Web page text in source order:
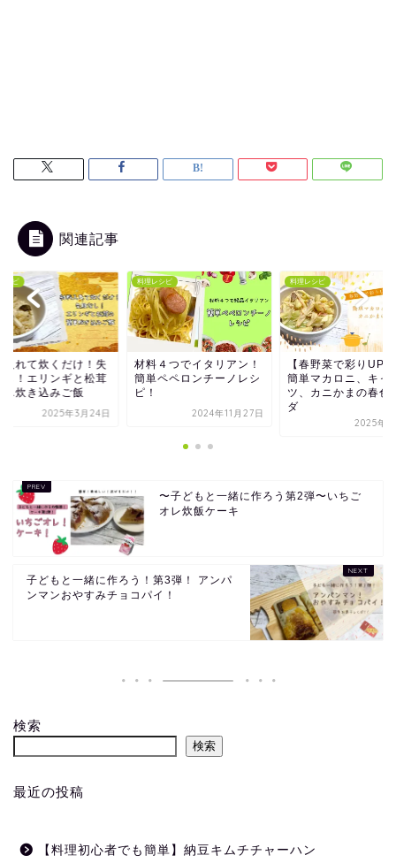
関連記事
シピ
入れて炊くだけ！失
し！エリンギと松茸
単炊き込みご飯
2025年3月24日
料理レシピ
材料４つでイタリアン！
簡単ペペロンチーノレシ
ピ！
2024年11月27日
料理レシピ
【春野菜で彩りUP
簡単マカロニ、キャ
ツ、カニかまの春色
ダ
2025年4
〜子どもと一緒に作ろう第2弾〜いちご
オレ炊飯ケーキ
子どもと一緒に作ろう！第3弾！ アンパ
ンマンおやすみチョコパイ！
検索
検索
最近の投稿
【料理初心者でも簡単】納豆キムチチャーハン